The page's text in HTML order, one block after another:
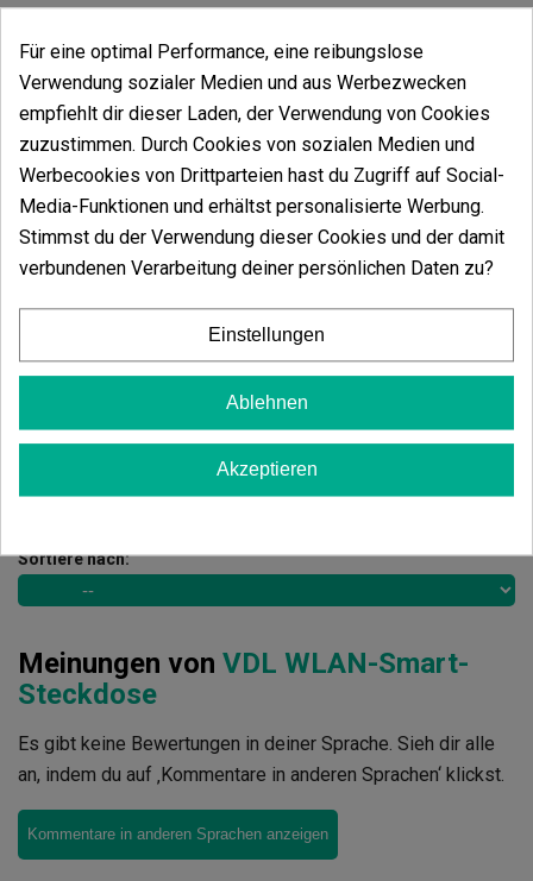
Kundenbewertungen
5 Sterne
100.00%
0.00%
1 Sterne
0.00%
Schreib deinen Kommentar
Sortiere nach:
Meinungen von VDL WLAN-Smart-
Steckdose
Es gibt keine Bewertungen in deiner Sprache. Sieh dir alle
an, indem du auf ‚Kommentare in anderen Sprachen‘ klickst.
Kommentare in anderen Sprachen anzeigen
Für eine optimal Performance, eine reibungslose
Verwendung sozialer Medien und aus Werbezwecken
empfiehlt dir dieser Laden, der Verwendung von Cookies
zuzustimmen. Durch Cookies von sozialen Medien und
Werbecookies von Drittparteien hast du Zugriff auf Social-
Media-Funktionen und erhältst personalisierte Werbung.
Stimmst du der Verwendung dieser Cookies und der damit
verbundenen Verarbeitung deiner persönlichen Daten zu?
Einstellungen
Ablehnen
Akzeptieren